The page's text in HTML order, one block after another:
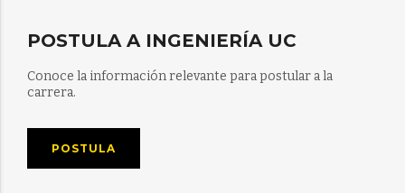
POSTULA A INGENIERÍA UC
Conoce la información relevante para postular a la
carrera.
POSTULA